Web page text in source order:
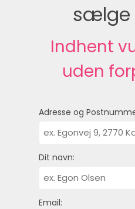
sælge
Indhent
uden
Adresse og
Dit navn:
Email: